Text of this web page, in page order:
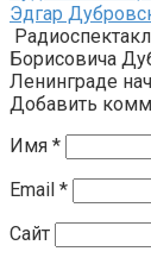
Эдгар
Борисовича
Ленинграде
Добавить
Имя *
Email *
Сайт